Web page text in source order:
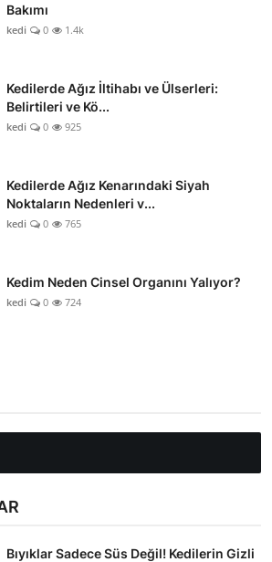
Bakımı
kedi 0 1.4k
Kedilerde Ağız İltihabı ve Ülserleri:
Belirtileri ve Kö...
kedi 0 925
Kedilerde Ağız Kenarındaki Siyah
Noktaların Nedenleri v...
kedi 0 765
Kedim Neden Cinsel Organını Yalıyor?
kedi 0 724
Bıyıklar Sadece Süs Değil! Kedilerin Gizli